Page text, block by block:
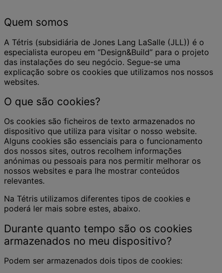
Quem somos
A Tétris (subsidiária de Jones Lang LaSalle (JLL)) é o
especialista europeu em “Design&Build” para o projeto
das instalações do seu negócio. Segue-se uma
explicação sobre os cookies que utilizamos nos nossos
websites.
O que são cookies?
Os cookies são ficheiros de texto armazenados no
dispositivo que utiliza para visitar o nosso website.
Alguns cookies são essenciais para o funcionamento
dos nossos sites, outros recolhem informações
anónimas ou pessoais para nos permitir melhorar os
nossos websites e para lhe mostrar conteúdos
relevantes.
Na Tétris utilizamos diferentes tipos de cookies e
poderá ler mais sobre estes, abaixo.
Durante quanto tempo são os cookies
armazenados no meu dispositivo?
Podem ser armazenados dois tipos de cookies: